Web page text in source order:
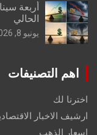
أربعة
الحالي
يونيو 8, 2026
اهم التصنيفات
اخترنا لك
ارشيف الاخبار
اسعار الذهب